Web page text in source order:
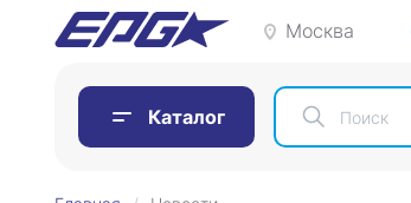
Москва
Каталог